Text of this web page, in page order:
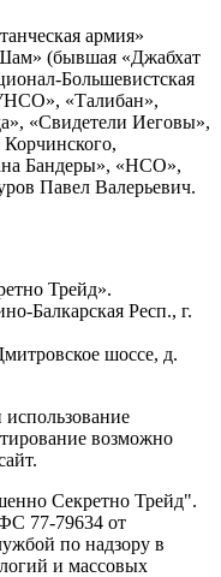
армия»
(бывшая «Джабхат
Большевистская
«Талибан»,
«Свидетели Иеговы»,
Бандеры», «НСО»,
Павел Валерьевич.
Трейд».
Балкарская Респ., г.
шоссе, д.
возможно
Секретно Трейд".
77-79634 от
по надзору в
и массовых